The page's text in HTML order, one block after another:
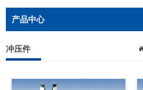
产品中心
冲压件